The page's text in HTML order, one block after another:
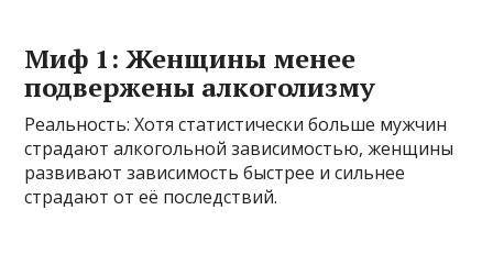
Миф 1: Женщины менее
подвержены алкоголизму
Реальность: Хотя статистически больше мужчин
страдают алкогольной зависимостью, женщины
развивают зависимость быстрее и сильнее
страдают от её последствий.